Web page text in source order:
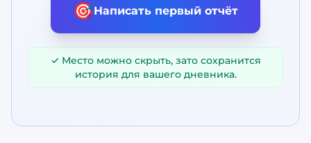
🎯Написать первый отчёт
✓ Место можно скрыть, зато сохранится
история для вашего дневника.